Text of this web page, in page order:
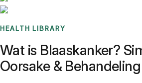
HEALTH LIBRARY
Wat is Blaaskanker?
Oorsake & Behandeling